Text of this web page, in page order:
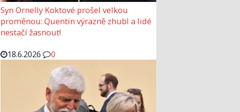
Syn Ornelly Koktové prošel velkou
proměnou: Quentin výrazně zhubl a lidé
nestačí žasnout!
18.6.2026
0